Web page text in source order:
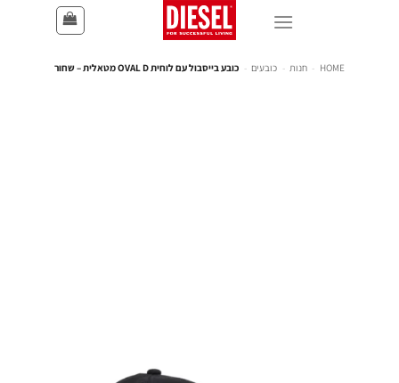
HOME
- חנות - כובעים - כובע בייסבול עם לוחית OVAL D מטאלית – שחור